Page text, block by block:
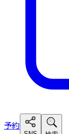
予約